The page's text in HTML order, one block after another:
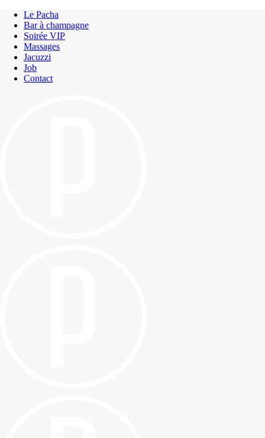
Le Pacha
Bar à champagne
Soirée VIP
Massages
Jacuzzi
Job
Contact